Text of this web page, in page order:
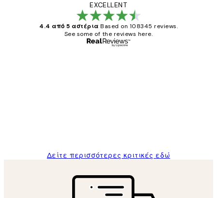
EXCELLENT
4.4 από 5 αστέρια Based on 108345 reviews.
See some of the reviews here.
Δείτε περισσότερες κριτικές εδώ